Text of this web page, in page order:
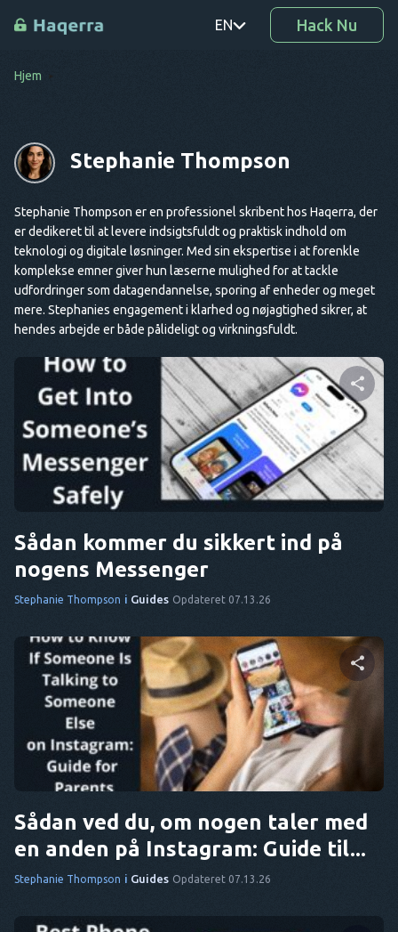
EN
RO
KO
EL
AR
BG
CS
DA
IT
FR
TR
HAN
Hack Nu
Hjem
Stephanie Thompson
Stephanie Thompson er en professionel skribent hos Haqerra, der
er dedikeret til at levere indsigtsfuldt og praktisk indhold om
teknologi og digitale løsninger. Med sin ekspertise i at forenkle
komplekse emner giver hun læserne mulighed for at tackle
udfordringer som datagendannelse, sporing af enheder og meget
mere. Stephanies engagement i klarhed og nøjagtighed sikrer, at
hendes arbejde er både pålideligt og virkningsfuldt.
Del denne artikel
Twitter Facebook Kopier link
Sådan kommer du sikkert ind på
nogens Messenger
Stephanie Thompson i Guides Opdateret 07.13.26
Del denne artikel
Twitter Facebook Kopier link
Sådan ved du, om nogen taler med
en anden på Instagram: Guide til...
Stephanie Thompson i Guides Opdateret 07.13.26